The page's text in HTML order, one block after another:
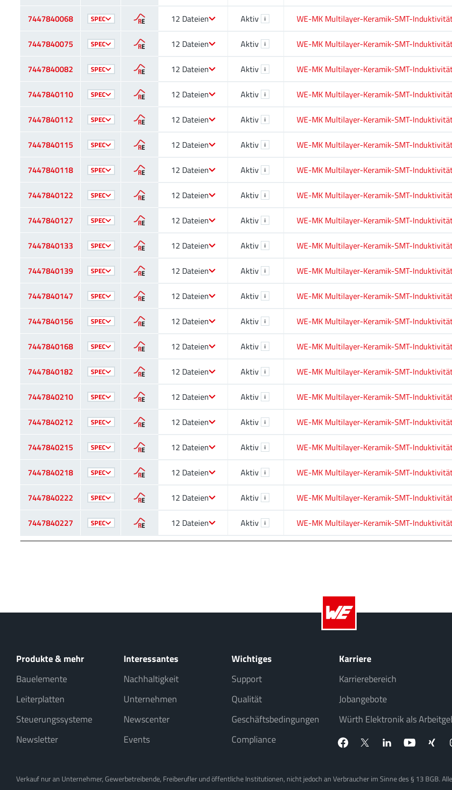
7447840068 SPEC 12 Dateien Aktiv i WE-MK Multilayer-Keramik-SMT-
7447840075 SPEC 12 Dateien Aktiv i WE-MK Multilayer-Keramik-SMT-
7447840082 SPEC 12 Dateien Aktiv i WE-MK Multilayer-Keramik-SMT-
7447840110 SPEC 12 Dateien Aktiv i WE-MK Multilayer-Keramik-SMT-
7447840112 SPEC 12 Dateien Aktiv i WE-MK Multilayer-Keramik-SMT-
7447840115 SPEC 12 Dateien Aktiv i WE-MK Multilayer-Keramik-SMT-
7447840118 SPEC 12 Dateien Aktiv i WE-MK Multilayer-Keramik-SMT-
7447840122 SPEC 12 Dateien Aktiv i WE-MK Multilayer-Keramik-SMT-
7447840127 SPEC 12 Dateien Aktiv i WE-MK Multilayer-Keramik-SMT-
7447840133 SPEC 12 Dateien Aktiv i WE-MK Multilayer-Keramik-SMT-
7447840139 SPEC 12 Dateien Aktiv i WE-MK Multilayer-Keramik-SMT-
7447840147 SPEC 12 Dateien Aktiv i WE-MK Multilayer-Keramik-SMT-
7447840156 SPEC 12 Dateien Aktiv i WE-MK Multilayer-Keramik-SMT-
7447840168 SPEC 12 Dateien Aktiv i WE-MK Multilayer-Keramik-SMT-
7447840182 SPEC 12 Dateien Aktiv i WE-MK Multilayer-Keramik-SMT-
7447840210 SPEC 12 Dateien Aktiv i WE-MK Multilayer-Keramik-SMT-
7447840212 SPEC 12 Dateien Aktiv i WE-MK Multilayer-Keramik-SMT-
7447840215 SPEC 12 Dateien Aktiv i WE-MK Multilayer-Keramik-SMT-
7447840218 SPEC 12 Dateien Aktiv i WE-MK Multilayer-Keramik-SMT-
7447840222 SPEC 12 Dateien Aktiv i WE-MK Multilayer-Keramik-SMT-
7447840227 SPEC 12 Dateien Aktiv i WE-MK Multilayer-Keramik-SMT-
Produkte & mehr
Bauelemente
Leiterplatten
Steuerungssysteme
Newsletter
Interessantes
Nachhaltigkeit
Unternehmen
Newscenter
Events
Wichtiges
Support
Qualität
Geschäftsbedingungen
Compliance
Karriere
Karrierebereich
Jobangebote
Würth Elektronik als
Verkauf nur an Unternehmer, Gewerbetreibende, Freiberufler und öffentliche Institutionen, nicht jedoch an Verbraucher im Sinne des § 13 BGB.